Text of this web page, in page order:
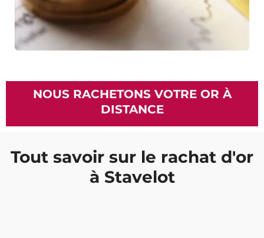
NOUS RACHETONS VOTRE OR À
DISTANCE
Tout savoir sur le rachat d'or
à Stavelot